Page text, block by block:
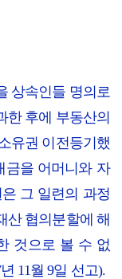
상속인들 명의로
한 후에 부동산의
유권 이전등기했
금을 어머니와 자
그 일련의 과정
산 협의분할에 해
것으로 볼 수 없
11월 9일 선고).